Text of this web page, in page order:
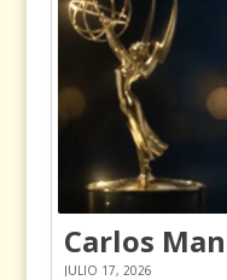
JULIO 17, 2026